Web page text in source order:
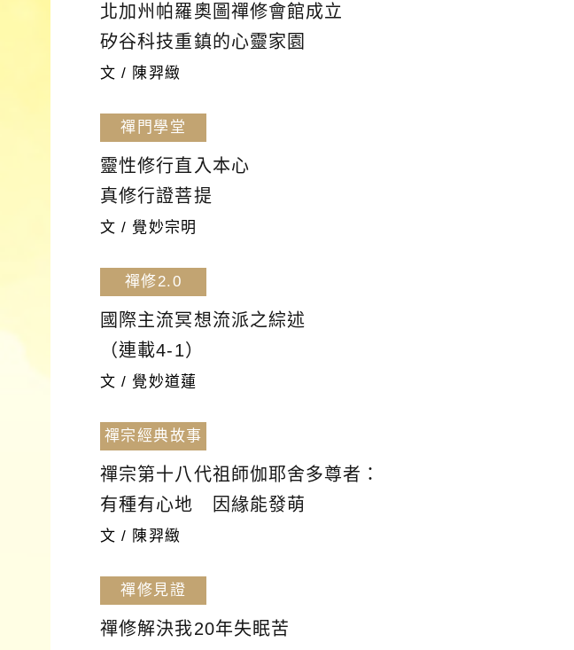
北加州帕羅奧圖禪修會館成立
矽谷科技重鎮的心靈家園
文 / 陳羿緻
禪門學堂
靈性修行直入本心
真修行證菩提
文 / 覺妙宗明
禪修2.0
國際主流冥想流派之綜述
（連載4-1）
文 / 覺妙道蓮
禪宗經典故事
禪宗第十八代祖師伽耶舍多尊者：
有種有心地 因緣能發萌
文 / 陳羿緻
禪修見證
禪修解決我20年失眠苦